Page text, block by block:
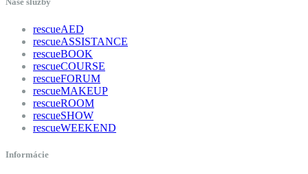
rescueAED
rescueASSISTANCE
rescueBOOK
rescueCOURSE
rescueFORUM
rescueMAKEUP
rescueROOM
rescueSHOW
rescueWEEKEND
Informácie